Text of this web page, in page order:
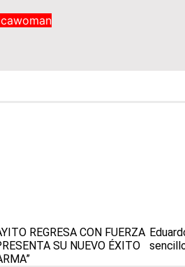
woman
REGRESA CON FUERZA
SU NUEVO ÉXITO